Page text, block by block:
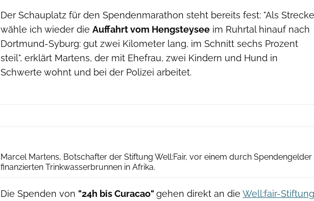
Der Schauplatz für den Spendenmarathon steht bereits fest: "Als Strecke
wähle ich wieder die Auffahrt vom Hengsteysee im Ruhrtal hinauf nach
Dortmund-Syburg: gut zwei Kilometer lang, im Schnitt sechs Prozent
steil", erklärt Martens, der mit Ehefrau, zwei Kindern und Hund in
Schwerte wohnt und bei der Polizei arbeitet.
Marcel Martens, Botschafter der Stiftung Well:Fair, vor einem durch Spendengelder
finanzierten Trinkwasserbrunnen in Afrika.
Die Spenden von "24h bis Curacao" gehen direkt an die Well:fair-Stiftung